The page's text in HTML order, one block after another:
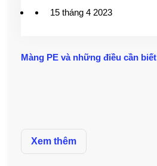
15 tháng 4 2023
Màng PE và những điều cần biết
Xem thêm